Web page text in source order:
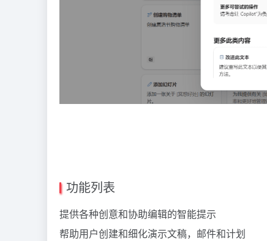
功能列表
提供各种创意和协助编辑的智能提示
帮助用户创建和细化演示文稿，邮件和计划